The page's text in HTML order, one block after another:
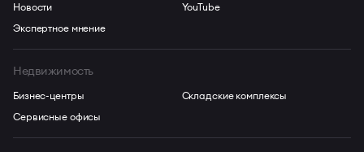
Новости
Экспертное мнение
YouTube
Недвижимость
Бизнес-центры
Сервисные офисы
Складские комплексы